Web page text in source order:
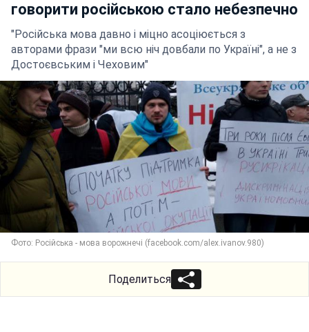
говорити російською стало небезпечно
"Російська мова давно і міцно асоціюється з
авторами фрази "ми всю ніч довбали по Україні", а не з
Достоєвським і Чеховим"
Фото: Російська - мова ворожнечі (facebook.com/alex.ivanov.980)
Поделиться